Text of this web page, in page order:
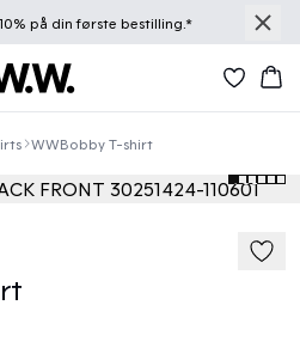
på din første bestilling.*
WWBobby T-shirt